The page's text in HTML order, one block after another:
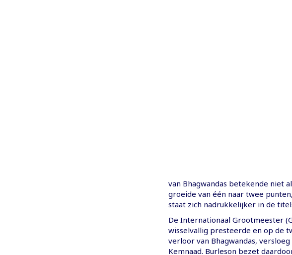
van Bhagwandas betekende niet
groeide van één naar twee
staat zich nadrukkelijker in de
De Internationaal Grootmeester
wisselvallig presteerde en op de
verloor van Bhagwandas,
Kemnaad. Burleson bezet